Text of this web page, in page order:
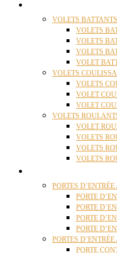
VOLETS BATTANTS
VOLETS
VOLETS
VOLETS
VOLET
VOLETS
VOLETS
VOLET
VOLET
VOLETS
VOLET
VOLETS
VOLETS
VOLETS
PORTES
PORTE
PORTE
PORTE
PORTE
PORTES
PORTE